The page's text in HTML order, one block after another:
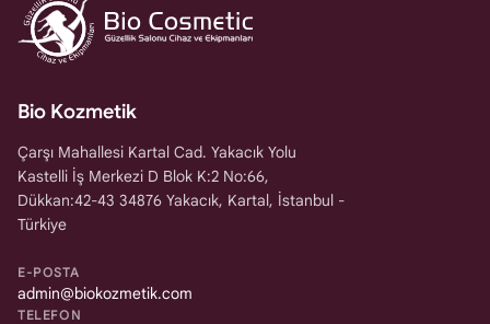
Bio Kozmetik
Çarşı Mahallesi Kartal Cad. Yakacık Yolu
Kastelli İş Merkezi D Blok K:2 No:66,
Dükkan:42-43 34876 Yakacık, Kartal, İstanbul -
Türkiye
E-POSTA
admin@biokozmetik.com
TELEFON